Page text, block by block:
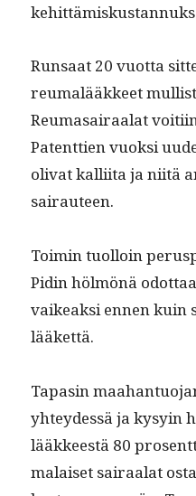
Run­saat 20 vuot­ta
reumalääk­keet
Reuma­sairaalat
Patent­tien vuok­si
oli­vat kalli­ita ja niitä
sairauteen.
Toimin tuol­loin
Pidin hölmönä
vaikeak­si ennen kuin
lääkettä.
Tapasin
yhtey­dessä ja kysyin
lääk­keestä 80
ma­laiset sairaalat